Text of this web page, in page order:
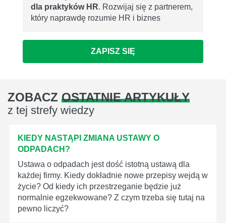
dla praktyków HR. Rozwijaj się z partnerem,
który naprawdę rozumie HR i biznes
ZAPISZ SIĘ
ZOBACZ OSTATNIE ARTYKUŁY
z tej strefy wiedzy
KIEDY NASTĄPI ZMIANA USTAWY O
ODPADACH?
Ustawa o odpadach jest dość istotną ustawą dla
każdej firmy. Kiedy dokładnie nowe przepisy wejdą w
życie? Od kiedy ich przestrzeganie będzie już
normalnie egzekwowane? Z czym trzeba się tutaj na
pewno liczyć?